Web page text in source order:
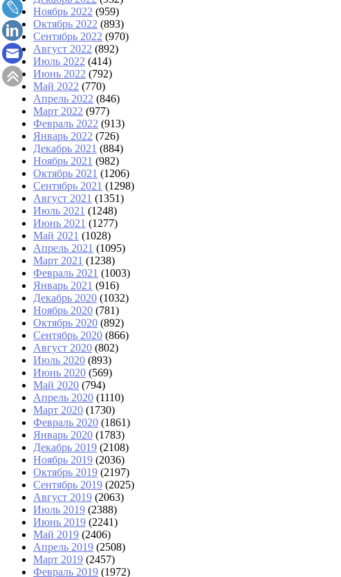
Ноябрь 2022 (959)
Октябрь 2022 (893)
Сентябрь 2022 (970)
Август 2022 (892)
Июль 2022 (414)
Июнь 2022 (792)
Май 2022 (770)
Апрель 2022 (846)
Март 2022 (977)
Февраль 2022 (913)
Январь 2022 (726)
Декабрь 2021 (884)
Ноябрь 2021 (982)
Октябрь 2021 (1206)
Сентябрь 2021 (1298)
Август 2021 (1351)
Июль 2021 (1248)
Июнь 2021 (1277)
Май 2021 (1028)
Апрель 2021 (1095)
Март 2021 (1238)
Февраль 2021 (1003)
Январь 2021 (916)
Декабрь 2020 (1032)
Ноябрь 2020 (781)
Октябрь 2020 (892)
Сентябрь 2020 (866)
Август 2020 (802)
Июль 2020 (893)
Июнь 2020 (569)
Май 2020 (794)
Апрель 2020 (1110)
Март 2020 (1730)
Февраль 2020 (1861)
Январь 2020 (1783)
Декабрь 2019 (2108)
Ноябрь 2019 (2036)
Октябрь 2019 (2197)
Сентябрь 2019 (2025)
Август 2019 (2063)
Июль 2019 (2388)
Июнь 2019 (2241)
Май 2019 (2406)
Апрель 2019 (2508)
Март 2019 (2457)
Февраль 2019 (1972)